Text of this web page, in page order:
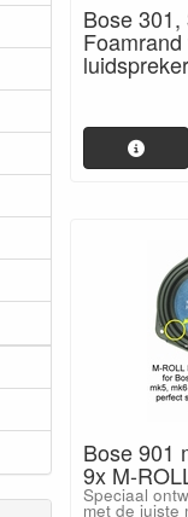
Bose
Bose 901
9x M-
Speciaal
met de juiste